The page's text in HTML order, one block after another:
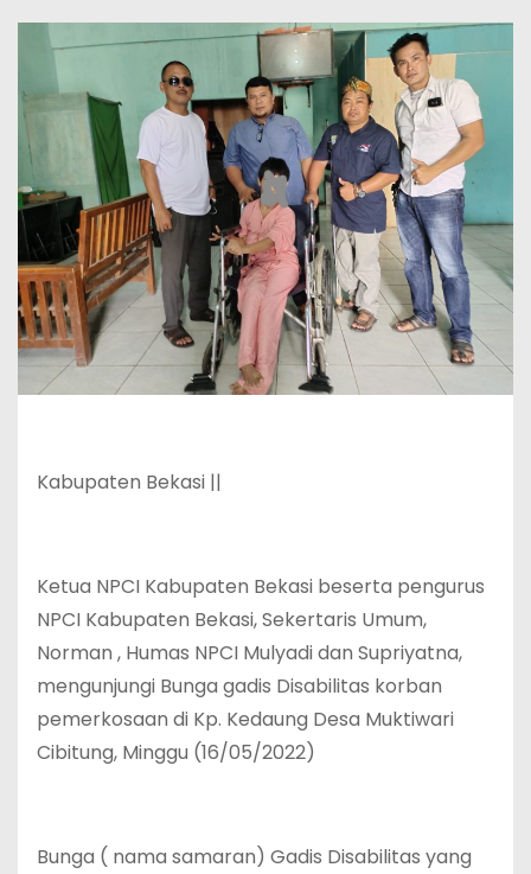
Kabupaten Bekasi ||
Ketua NPCI Kabupaten Bekasi beserta pengurus
NPCI Kabupaten Bekasi, Sekertaris Umum,
Norman , Humas NPCI Mulyadi dan Supriyatna,
mengunjungi Bunga gadis Disabilitas korban
pemerkosaan di Kp. Kedaung Desa Muktiwari
Cibitung, Minggu (16/05/2022)
Bunga ( nama samaran) Gadis Disabilitas yang